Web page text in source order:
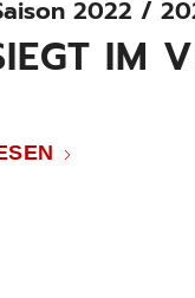
2022 /
IM